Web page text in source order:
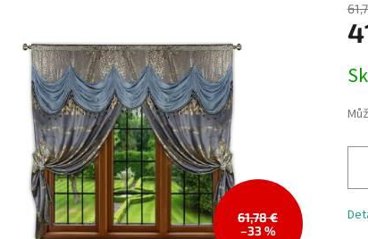
5,0
z
5
hvězdiček.
61,78 €
–33 %